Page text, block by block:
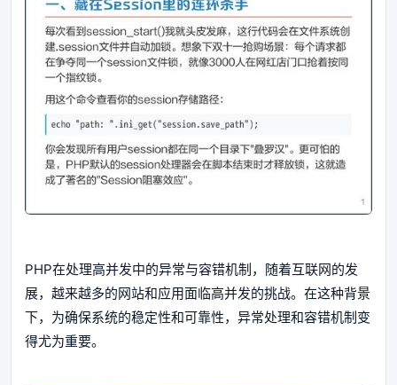
PHP在处理高并发中的异常与容错机制，随着互联网的发
展，越来越多的网站和应用面临高并发的挑战。在这种背景
下，为确保系统的稳定性和可靠性，异常处理和容错机制变
得尤为重要。